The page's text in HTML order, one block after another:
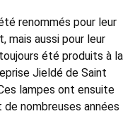
renommés pour leur
mais aussi pour leur
été produits à la
Jieldé de Saint
lampes ont ensuite
nombreuses années